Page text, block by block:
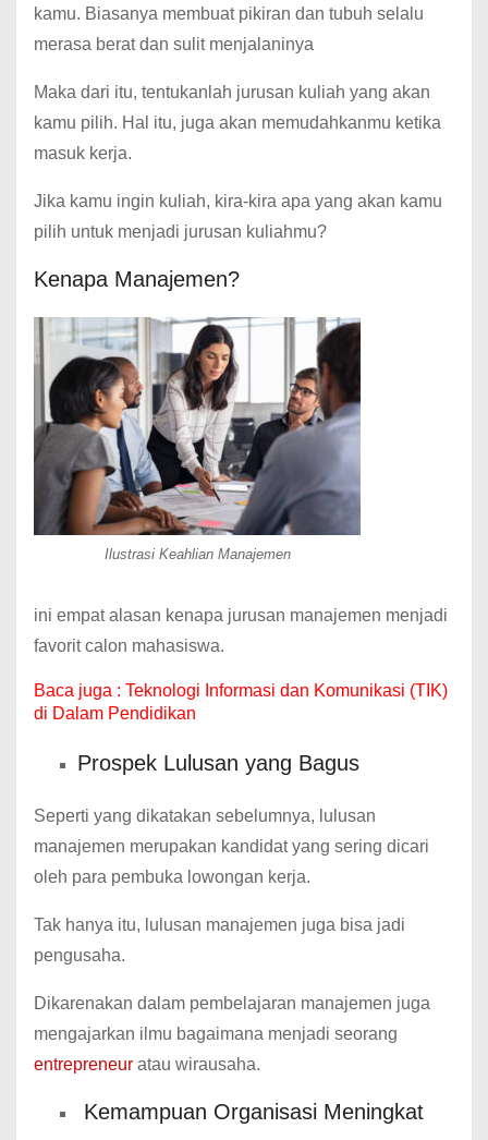
kamu. Biasanya membuat pikiran dan tubuh selalu
merasa berat dan sulit menjalaninya
Maka dari itu, tentukanlah jurusan kuliah yang akan
kamu pilih. Hal itu, juga akan memudahkanmu ketika
masuk kerja.
Jika kamu ingin kuliah, kira-kira apa yang akan kamu
pilih untuk menjadi jurusan kuliahmu?
Kenapa Manajemen?
Ilustrasi Keahlian Manajemen
ini empat alasan kenapa jurusan manajemen menjadi
favorit calon mahasiswa.
Baca juga : Teknologi Informasi dan Komunikasi (TIK)
di Dalam Pendidikan
Prospek Lulusan yang Bagus
Seperti yang dikatakan sebelumnya, lulusan
manajemen merupakan kandidat yang sering dicari
oleh para pembuka lowongan kerja.
Tak hanya itu, lulusan manajemen juga bisa jadi
pengusaha.
Dikarenakan dalam pembelajaran manajemen juga
mengajarkan ilmu bagaimana menjadi seorang
entrepreneur atau wirausaha.
Kemampuan Organisasi Meningkat